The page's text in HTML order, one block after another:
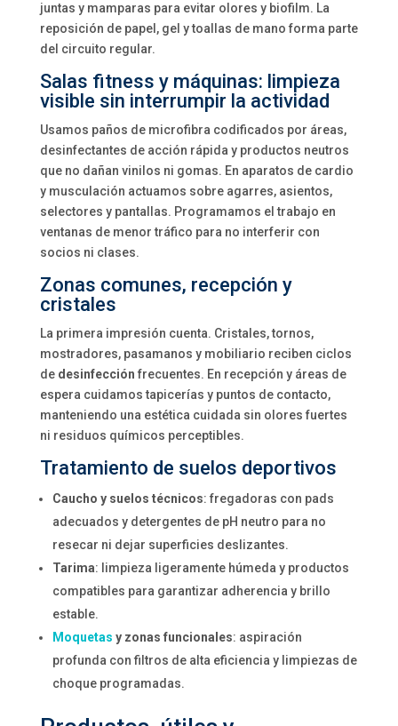
juntas y mamparas para evitar olores y biofilm. La
reposición de papel, gel y toallas de mano forma parte
del circuito regular.
Salas fitness y máquinas: limpieza
visible sin interrumpir la actividad
Usamos paños de microfibra codificados por áreas,
desinfectantes de acción rápida y productos neutros
que no dañan vinilos ni gomas. En aparatos de cardio
y musculación actuamos sobre agarres, asientos,
selectores y pantallas. Programamos el trabajo en
ventanas de menor tráfico para no interferir con
socios ni clases.
Zonas comunes, recepción y
cristales
La primera impresión cuenta. Cristales, tornos,
mostradores, pasamanos y mobiliario reciben ciclos
de desinfección frecuentes. En recepción y áreas de
espera cuidamos tapicerías y puntos de contacto,
manteniendo una estética cuidada sin olores fuertes
ni residuos químicos perceptibles.
Tratamiento de suelos deportivos
Caucho y suelos técnicos: fregadoras con pads
adecuados y detergentes de pH neutro para no
resecar ni dejar superficies deslizantes.
Tarima: limpieza ligeramente húmeda y productos
compatibles para garantizar adherencia y brillo
estable.
Moquetas y zonas funcionales: aspiración
profunda con filtros de alta eficiencia y limpiezas de
choque programadas.